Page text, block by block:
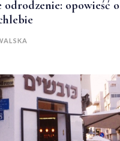
odrodzenie: opowieść o